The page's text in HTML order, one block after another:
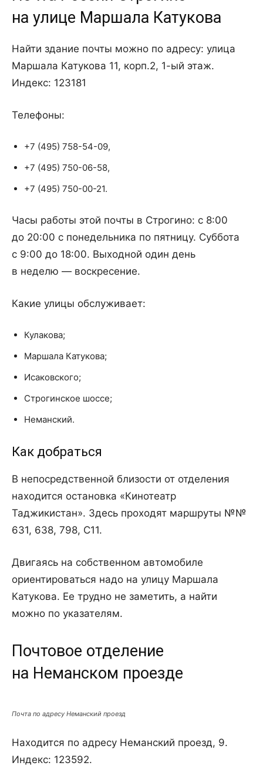
на улице Маршала Катукова
Найти здание почты можно по адресу: улица
Маршала Катукова 11, корп.2, 1-ый этаж.
Индекс: 123181
Телефоны:
+7 (495) 758-54-09,
+7 (495) 750-06-58,
+7 (495) 750-00-21.
Часы работы этой почты в Строгино: с 8:00
до 20:00 с понедельника по пятницу. Суббота
с 9:00 до 18:00. Выходной один день
в неделю — воскресение.
Какие улицы обслуживает:
Кулакова;
Маршала Катукова;
Исаковского;
Строгинское шоссе;
Неманский.
Как добраться
В непосредственной близости от отделения
находится остановка «Кинотеатр
Таджикистан». Здесь проходят маршруты №№
631, 638, 798, С11.
Двигаясь на собственном автомобиле
ориентироваться надо на улицу Маршала
Катукова. Ее трудно не заметить, а найти
можно по указателям.
Почтовое отделение
на Неманском проезде
Почта по адресу Неманский проезд
Находится по адресу Неманский проезд, 9.
Индекс: 123592.